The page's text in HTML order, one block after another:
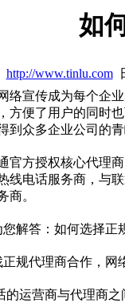
如
http://www.tinlu.com
络宣传成为每个企
方便了用户的同时
到众多企业公司的
官方授权核心代理
线电话服务商，与
商。
解答：如何选择正
规代理商合作，网
的运营商与代理商